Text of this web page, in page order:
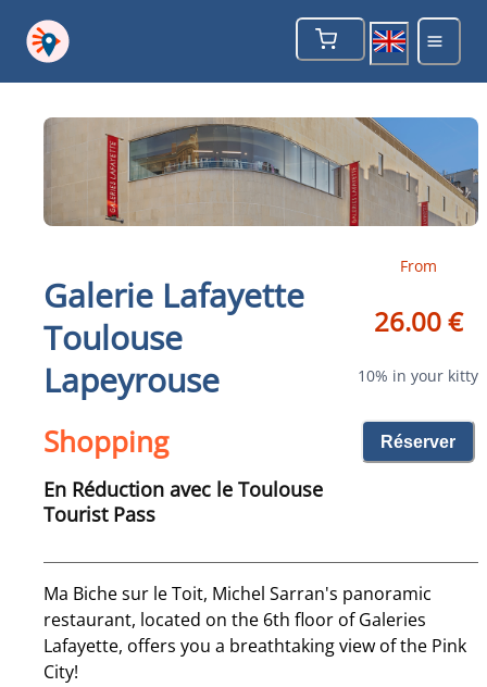
Galerie Lafayette
Toulouse
Lapeyrouse
Shopping
En Réduction avec le Toulouse
Tourist Pass
From
26.00 €
10% in your kitty
Réserver
Ma Biche sur le Toit, Michel Sarran's panoramic
restaurant, located on the 6th floor of Galeries
Lafayette, offers you a breathtaking view of the Pink
City!